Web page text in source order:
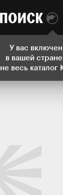
У вас
в вашей
не весь каталог